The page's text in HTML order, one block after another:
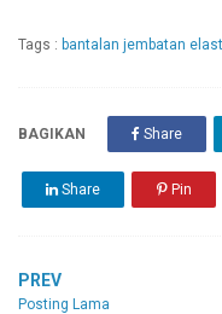
Tags : bantalan jembatan
BAGIKAN Share
Share Pin
PREV
Posting Lama